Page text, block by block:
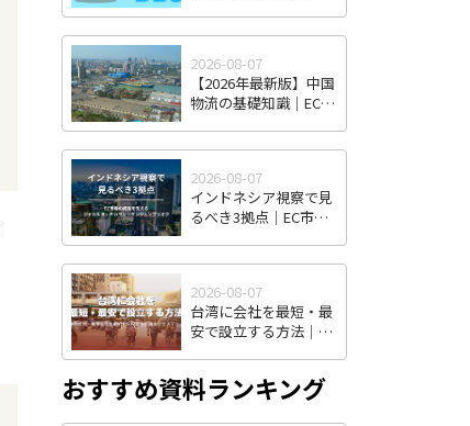
ポイント
2026-08-07
【2026年最新版】中国
物流の基礎知識｜EC・
2026-08-07
インドネシア視察で見
るべき3拠点｜EC市場
2026-08-07
台湾に会社を最短・最
安で設立する方法｜株
まで全ステップ解説
おすすめ資料ランキング